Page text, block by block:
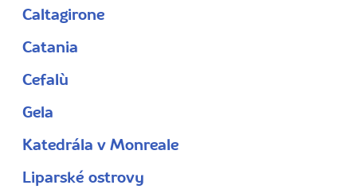
Caltagirone
Catania
Cefalù
Gela
Katedrála v Monreale
Liparské ostrovy